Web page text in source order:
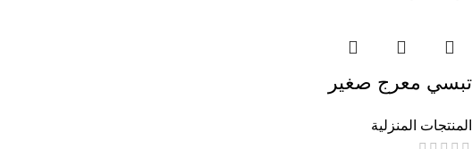
تبسي معرج صغير
المنتجات المنزلية